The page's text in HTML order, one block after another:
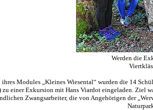
Werden die
Modules „Kleines Wiesental“ wurden die 14
zu einer Exkursion mit Hans Viardot eingeladen. Ziel
Zwangsarbeiter, die von Angehörigen der